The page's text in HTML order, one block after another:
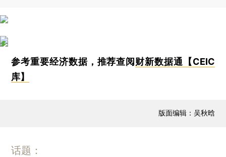
参考重要经济数据，推荐查阅财新数据通【CEIC
库】
版面编辑：吴秋晗
话题：